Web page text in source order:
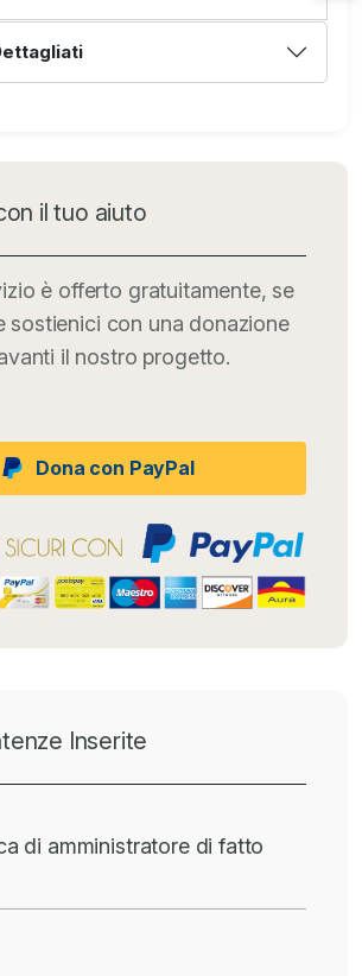
il tuo aiuto
è offerto gratuitamente, se
sostienici con una donazione
il nostro progetto.
Dona con PayPal
Inserite
di amministratore di fatto